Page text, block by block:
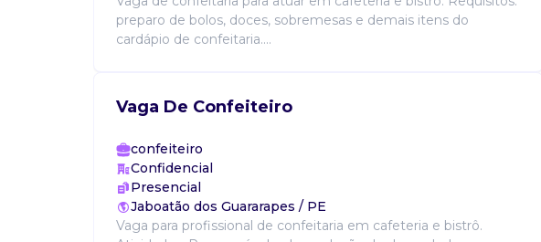
preparo de bolos, doces, sobremesas e demais itens do
cardápio de confeitaria....
Vaga De Confeiteiro
confeiteiro
Confidencial
Presencial
Jaboatão dos Guararapes / PE
Vaga para profissional de confeitaria em cafeteria e bistrô.